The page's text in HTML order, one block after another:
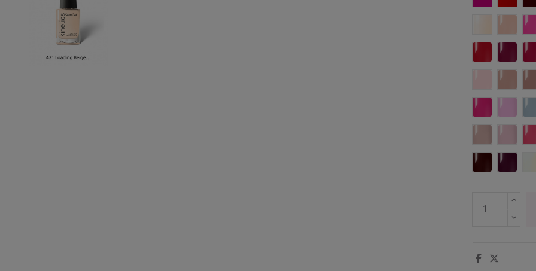
006 Zephyr
059
383 Nothing
384
478 Skin Twin
479
498 Wild499
526 Spirit Of
527
546 Cherry
547